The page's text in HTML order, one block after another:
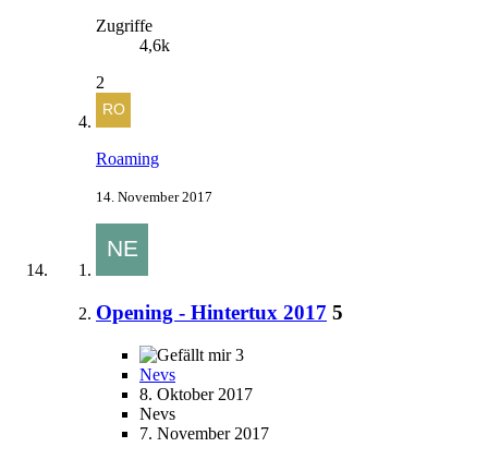
Zugriffe
4,6k
2
Roaming
14. November 2017
Opening - Hintertux 2017 5
3
Nevs
8. Oktober 2017
Nevs
7. November 2017